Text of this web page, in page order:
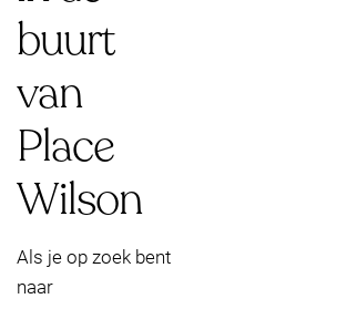
buurt
van
Place
Wilson
Als je op zoek bent
naar